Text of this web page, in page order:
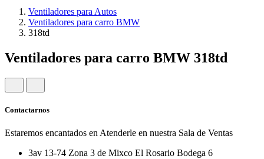
Ventiladores para Autos
Ventiladores para carro BMW
318td
Ventiladores para carro BMW 318td
Contactarnos
Estaremos encantados en Atenderle en nuestra Sala de Ventas
3av 13-74 Zona 3 de Mixco El Rosario Bodega 6